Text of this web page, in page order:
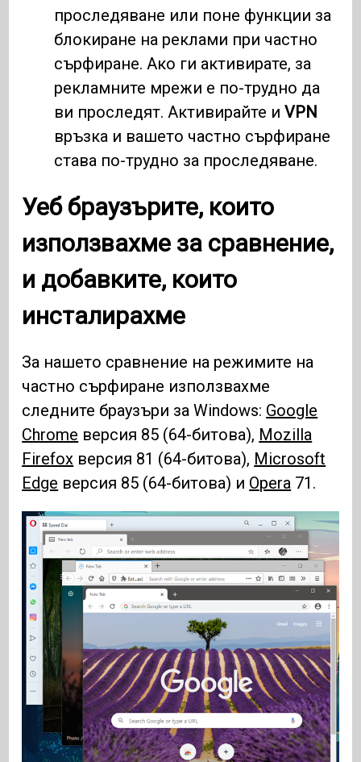
проследяване или поне функции за
блокиране на реклами при частно
сърфиране. Ако ги активирате, за
рекламните мрежи е по-трудно да
ви проследят. Активирайте иVPN
връзка и вашето частно сърфиране
става по-трудно за проследяване.
Уеб браузърите, които
използвахме за сравнение,
и добавките, които
инсталирахме
За нашето сравнение на режимите на
частно сърфиране използвахме
следните браузъри за Windows: Google
Chrome версия 85 (64-битова), Mozilla
Firefox версия 81 (64-битова), Microsoft
Edge версия 85 (64-битова) и Opera 71.